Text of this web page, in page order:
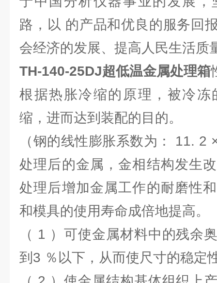
路，以 的产品和优良的服务回
会经济的发展、提高人民生活质
TH-140-25DJ超低温金属处理箱
根据热胀冷缩的原理，被冷冻
缩，进而达到装配的目的。
（钢的线性膨胀系数为： 11. 2
处理后的金属，金相结构发生
处理后增加金属工作的耐磨性
和模具的使用寿命成倍地提高。
（ 1 ）可使金属材料中的残余
到3 ％以下，从而使尺寸的稳定